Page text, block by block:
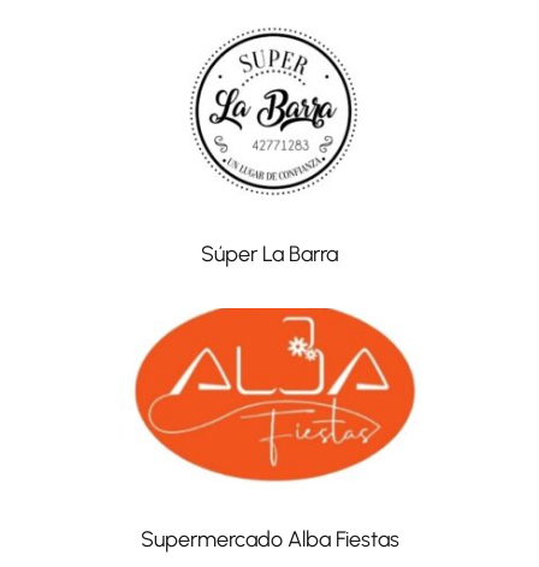
Súper La Barra
Supermercado Alba Fiestas